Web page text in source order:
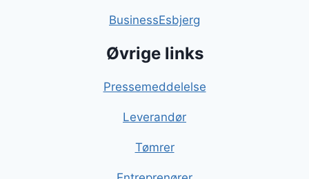
BusinessEsbjerg
Øvrige links
Pressemeddelelse
Leverandør
Tømrer